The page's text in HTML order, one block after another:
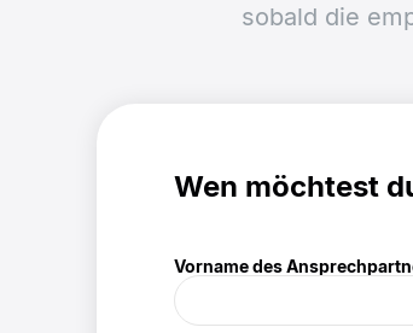
sobald die
Wen möchtest
Vorname des